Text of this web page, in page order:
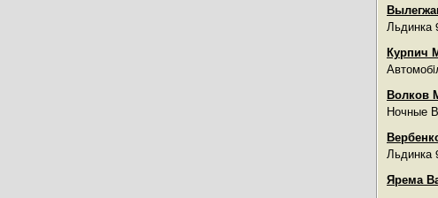
Льдинка
Курпич
Волков
Ночные
Льдинка
Ярема